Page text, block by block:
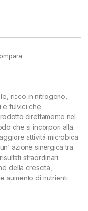
ricco in nitrogeno,
e fulvici che
direttamente nel
che si incorpori alla
attivitá microbica
azione sinergica tra
straordinari:
della crescita,
aumento di nutrienti